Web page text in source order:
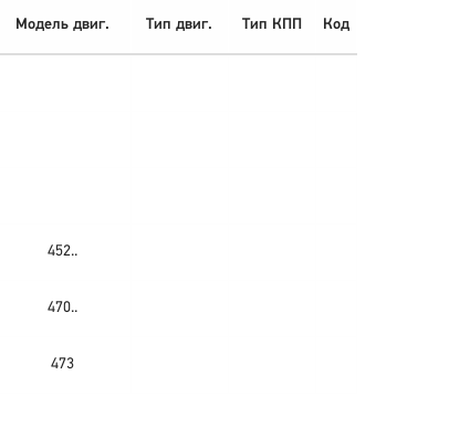
Модель двиг. Тип двиг. Тип КПП Код
452..
470..
473